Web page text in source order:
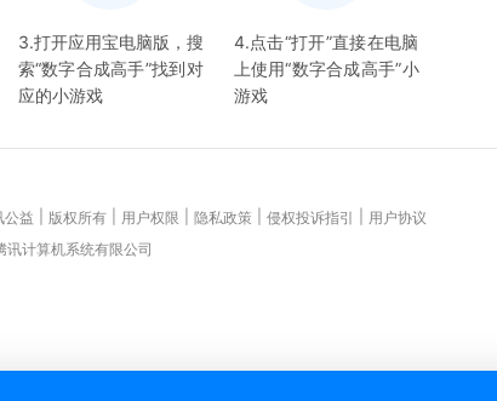
3.打开应用宝电脑版，搜
索“数字合成高手”找到对
应的小游戏
4.点击“打开”直接在电脑
上使用“数字合成高手”小
游戏
公益 版权所有 用户权限 隐私政策 侵权投诉指引
用户协议
讯计算机系统有限公司